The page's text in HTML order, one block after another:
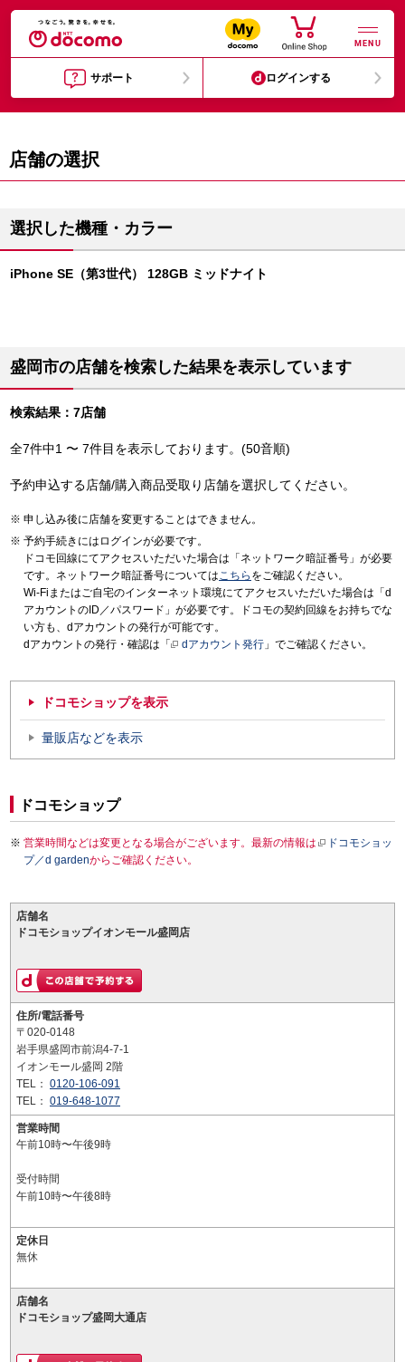
MENU
サポート ログインする
店舗の選択
選択した機種・カラー
iPhone SE（第3世代） 128GB ミッドナイト
盛岡市の店舗を検索した結果を表示しています
検索結果：7店舗
全7件中1 〜 7件目を表示しております。(50音順)
予約申込する店舗/購入商品受取り店舗を選択してください。
申し込み後に店舗を変更することはできません。
予約手続きにはログインが必要です。
ドコモ回線にてアクセスいただいた場合は「ネットワーク暗証番号」が必要
です。ネットワーク暗証番号についてはこちら をご確認ください。
Wi-Fiまたはご自宅のインターネット環境にてアクセスいただいた場合は「d
アカウントのID／パスワード」が必要です。ドコモの契約回線をお持ちでな
い方も、dアカウントの発行が可能です。
dアカウントの発行・確認は「
dアカウント発行 」でご確認ください。
ドコモショップを表示
量販店などを表示
ドコモショップ
営業時間などは変更となる場合がございます。最新の情報は
ドコモショッ
プ／d gardenからご確認ください。
店舗名
ドコモショップイオンモール盛岡店
住所/電話番号
〒020-0148
岩手県盛岡市前潟4-7-1
イオンモール盛岡 2階
TEL： 0120-106-091
TEL： 019-648-1077
営業時間
午前10時〜午後9時
受付時間
午前10時〜午後8時
定休日
無休
店舗名
ドコモショップ盛岡大通店